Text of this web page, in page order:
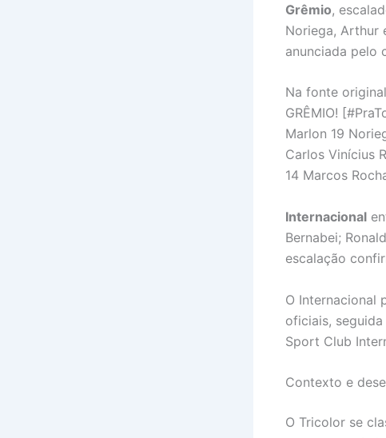
Grêmio,
Noriega, Arthur
anunciada pelo
Na fonte
GRÊMIO!
Marlon 19
Carlos Vinícius
14 Marcos
Internacional
Bernabei;
escalação
O Internacional
oficiais,
Sport Club
Contexto e
O Tricolor se